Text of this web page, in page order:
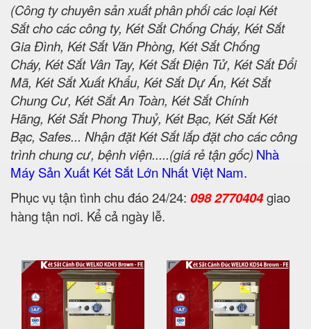
(Công ty chuyên sản xuất phân phối các loại Két
Sắt cho các công ty, Két Sắt Chống Cháy, Két Sắt
Gia Đình, Két Sắt Văn Phòng, Két Sắt Chống
Cháy, Két Sắt Vân Tay, Két Sắt Điện Tử, Két Sắt Đổi
Mã, Két Sắt Xuất Khẩu, Két Sắt Dự Án, Két Sắt
Chung Cư, Két Sắt An Toàn, Két Sắt Chính
Hãng, Két Sắt Phong Thuỷ, Két Bạc, Két Sắt Két
Bạc, Safes... Nhận đặt Két Sắt lắp đặt cho các công
trình chung cư, bệnh viện.....(giá rẻ tận gốc) Nhà
Máy Sản Xuất Két Sắt Lớn Nhất Việt Nam.
Phục vụ tận tình chu đáo 24/24: 098 2770404giao
hàng tận nơi. Kể cả ngày lễ.